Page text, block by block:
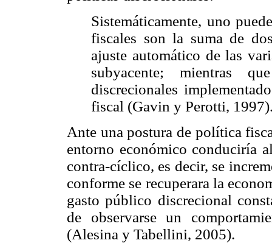
Sistemáticamente, uno
fiscales son la suma de
ajuste automático de las
subyacente; mientras
discrecionales
fiscal (Gavin y Perotti,
Ante una postura de política
entorno económico conduciría
contra-cíclico, es decir, se
conforme se recuperara la
gasto público discrecional
de observarse un
(Alesina y Tabellini, 2005).